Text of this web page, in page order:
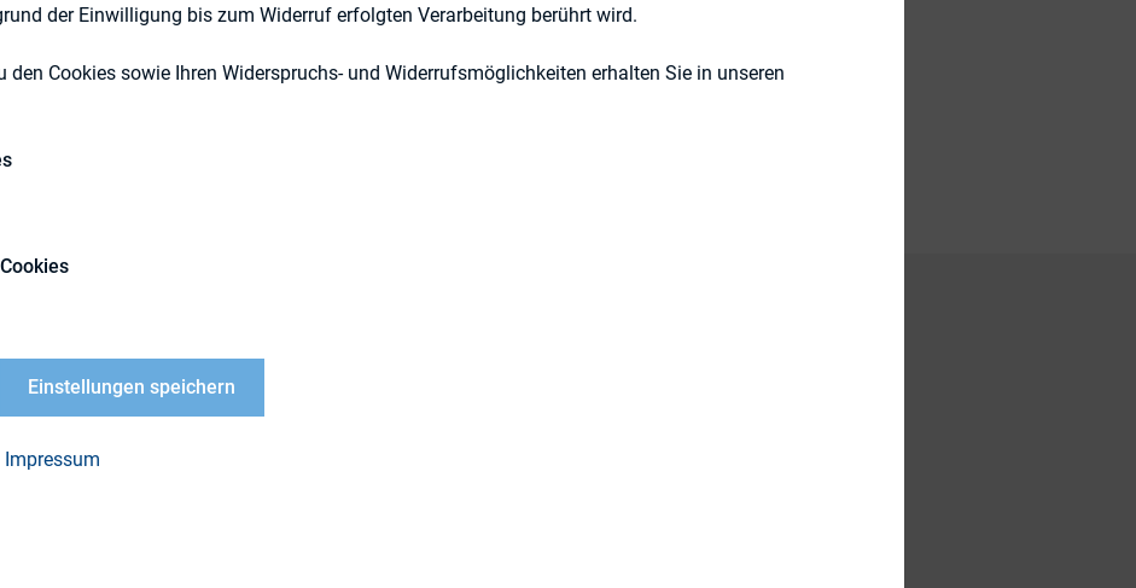
IR-Kompetenz
des IR Magazine zeigt, dass lediglich jede dritte IR-Head-Position von
wird. Betrachtet man jedoch die Verteilung aller im IR tätigen
der Einwilligung bis zum Widerruf erfolgten Verarbeitung berührt wird.
den Cookies sowie Ihren Widerspruchs- und Widerrufsmöglichkeiten erhalten Sie in unseren
Einstellungen speichern
Impressum